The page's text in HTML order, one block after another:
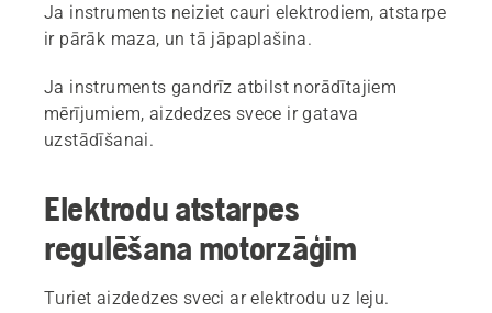
Ja instruments neiziet cauri elektrodiem, atstarpe
ir pārāk maza, un tā jāpaplašina.
Ja instruments gandrīz atbilst norādītajiem
mērījumiem, aizdedzes svece ir gatava
uzstādīšanai.
Elektrodu atstarpes
regulēšana motorzāģim
Turiet aizdedzes sveci ar elektrodu uz leju.